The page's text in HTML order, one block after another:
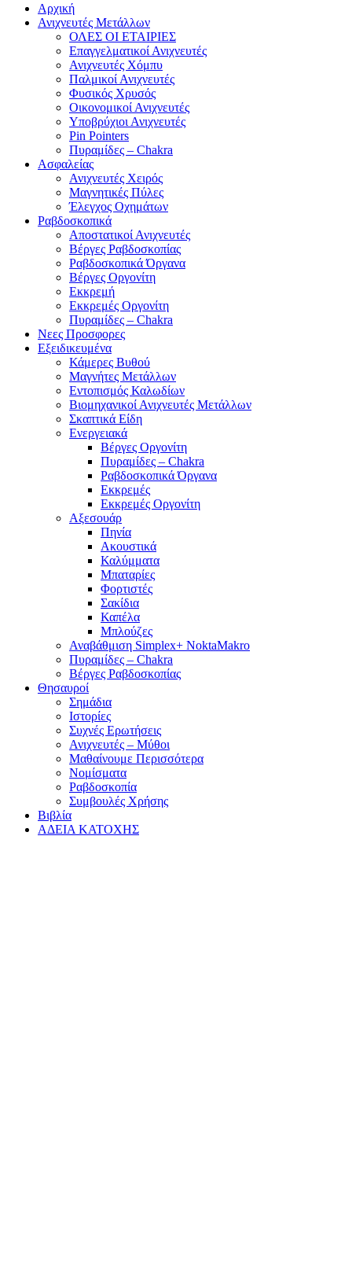
Αρχική
Ανιχνευτές Μετάλλων
ΟΛΕΣ ΟΙ ΕΤΑΙΡΙΕΣ
Επαγγελματικοί Ανιχνευτές
Ανιχνευτές Χόμπυ
Παλμικοί Ανιχνευτές
Φυσικός Χρυσός
Οικονομικοί Ανιχνευτές
Υποβρύχιοι Ανιχνευτές
Pin Pointers
Πυραμίδες – Chakra
Ασφαλείας
Ανιχνευτές Χειρός
Μαγνητικές Πύλες
Έλεγχος Οχημάτων
Ραβδοσκοπικά
Αποστατικοί Ανιχνευτές
Βέργες Ραβδοσκοπίας
Ραβδοσκοπικά Όργανα
Βέργες Οργονίτη
Εκκρεμή
Εκκρεμές Οργονίτη
Πυραμίδες – Chakra
Νεες Προσφορες
Εξειδικευμένα
Κάμερες Βυθού
Μαγνήτες Μετάλλων
Εντοπισμός Καλωδίων
Βιομηχανικοί Ανιχνευτές Μετάλλων
Σκαπτικά Είδη
Ενεργειακά
Βέργες Οργονίτη
Πυραμίδες – Chakra
Ραβδοσκοπικά Όργανα
Εκκρεμές
Εκκρεμές Οργονίτη
Αξεσουάρ
Πηνία
Ακουστικά
Καλύμματα
Μπαταρίες
Φορτιστές
Σακίδια
Καπέλα
Μπλούζες
Αναβάθμιση Simplex+ NoktaMakro
Πυραμίδες – Chakra
Βέργες Ραβδοσκοπίας
Θησαυροί
Σημάδια
Ιστορίες
Συχνές Ερωτήσεις
Ανιχνευτές – Μύθοι
Μαθαίνουμε Περισσότερα
Νομίσματα
Ραβδοσκοπία
Συμβουλές Χρήσης
Βιβλία
ΑΔΕΙΑ ΚΑΤΟΧΗΣ